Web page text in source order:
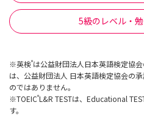
5級のレベル・
※英検®は公益財団法人日本英語検定協
は、公益財団法人 日本英語検定協会の
のではありません。
※TOEIC®L&R TESTは、Educational
す。